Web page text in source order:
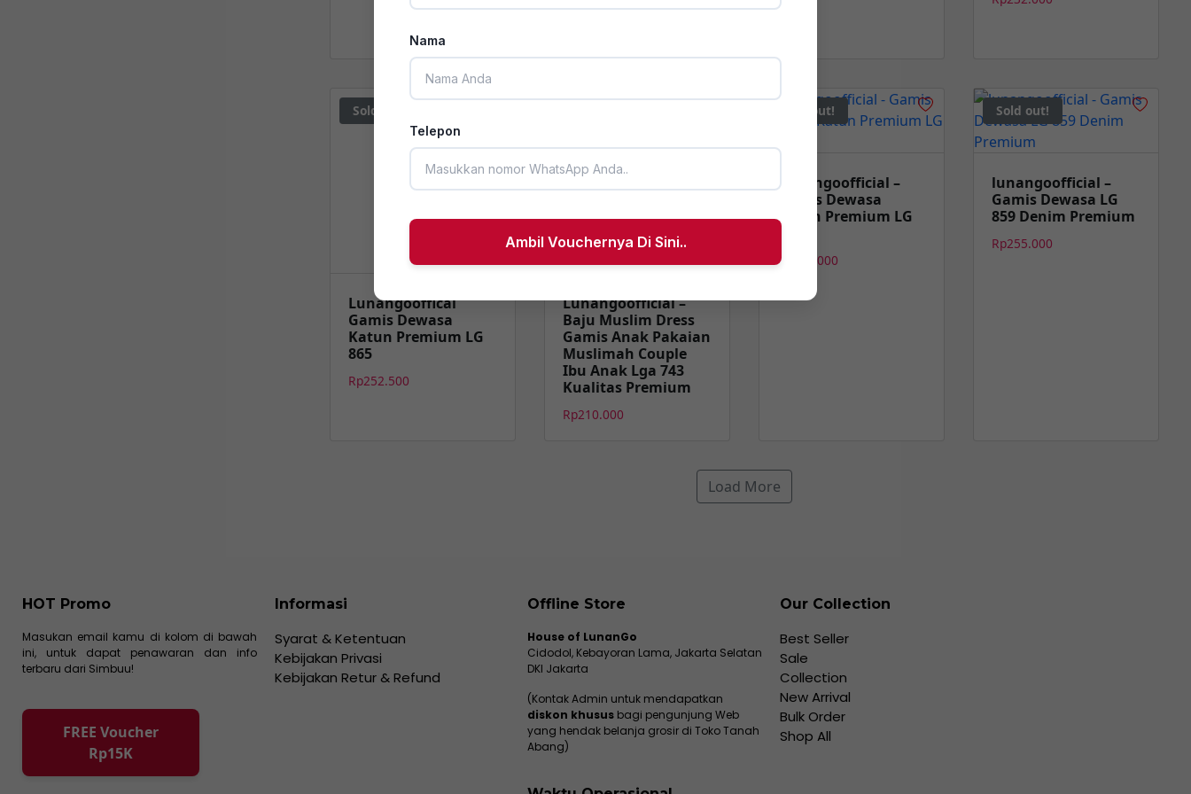
Quality
Sold out!
Lunangooffical
Gamis Dewasa
Katun Premium LG
865
Rp252.500
Lunangoofficial –
Baju Muslim Dress
Gamis Anak Pakaian
Muslimah Couple
Ibu Anak Lga 743
Kualitas Premium
Rp210.000
Sold out!
Lunangoofficial –
Gamis Dewasa
Katun Premium LG
Rp 225.000
Sold out!
lunangoofficial –
Gamis Dewasa LG
859 Denim Premium
Rp255.000
Load More
HOT Promo
Masukan email kamu di kolom di bawah
ini, untuk dapat penawaran dan info
terbaru dari Simbuu!
FREE Voucher
Rp15K
Nama
Telepon
Ambil Vouchernya Di Sini..
Informasi
Syarat & Ketentuan
Kebijakan Privasi
Kebijakan Retur & Refund
Offline Store
House of LunanGo
Cidodol, Kebayoran Lama, Jakarta Selatan
DKI Jakarta
(Kontak Admin untuk mendapatkan
diskon khusus bagi pengunjung Web
yang hendak belanja grosir di Toko Tanah
Abang)
Our Collection
Best Seller
Sale
Collection
New Arrival
Bulk Order
Shop All